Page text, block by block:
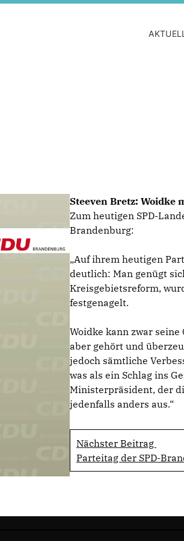
Steeven Bretz: Woidke
Zum heutigen SPD-
Brandenburg:
Auf ihrem heutigen
deutlich: Man genügt
Kreisgebietsreform,
festgenagelt.
Woidke kann zwar
aber gehört und
jedoch sämtliche
was als ein Schlag ins
Ministerpräsident, der
jedenfalls anders aus.“
Nächster Beitrag
Parteitag der SPD-